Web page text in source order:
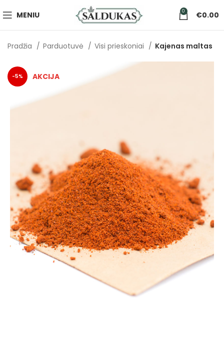
MENIU 0 €0.00
Pradžia Parduotuvė Visi prieskoniai Kajenas maltas
-5%